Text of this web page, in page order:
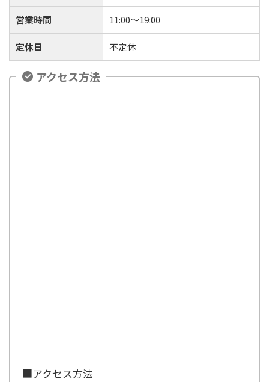
営業時間 11:00〜19:00
定休日 不定休
アクセス方法
■アクセス方法